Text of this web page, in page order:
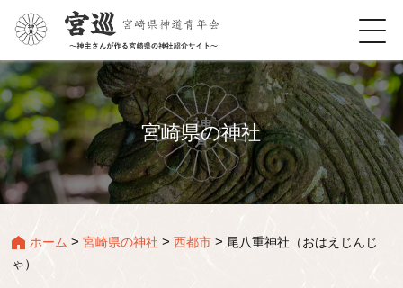
宮崎県の神社
ホーム >宮崎県の神社 >西都市 > 尾八重神社（おはえじんじ
ゃ）